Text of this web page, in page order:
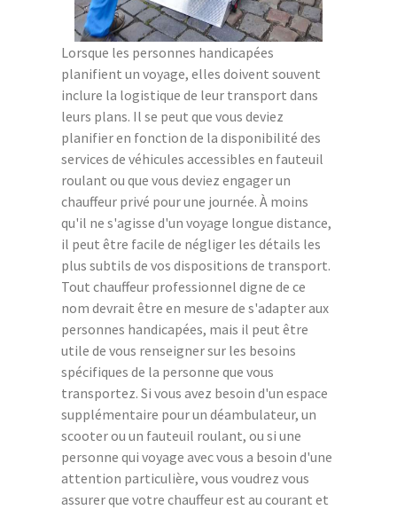
Lorsque les personnes handicapées
planifient un voyage, elles doivent souvent
inclure la logistique de leur transport dans
leurs plans. Il se peut que vous deviez
planifier en fonction de la disponibilité des
services de véhicules accessibles en fauteuil
roulant ou que vous deviez engager un
chauffeur privé pour une journée. À moins
qu'il ne s'agisse d'un voyage longue distance,
il peut être facile de négliger les détails les
plus subtils de vos dispositions de transport.
Tout chauffeur professionnel digne de ce
nom devrait être en mesure de s'adapter aux
personnes handicapées, mais il peut être
utile de vous renseigner sur les besoins
spécifiques de la personne que vous
transportez. Si vous avez besoin d'un espace
supplémentaire pour un déambulateur, un
scooter ou un fauteuil roulant, ou si une
personne qui voyage avec vous a besoin d'une
attention particulière, vous voudrez vous
assurer que votre chauffeur est au courant et